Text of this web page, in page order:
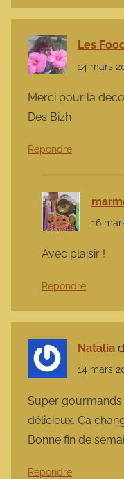
Les
14 mars
Merci pour la
Des Bizh
Répondre
16
Avec plaisir !
Répondre
Natalia
14 mars
Super
délicieux. Ça
Bonne fin de
Répondre